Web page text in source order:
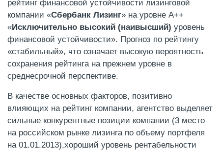
рейтинг финансовой устойчивости лизинговой
компании «Сбербанк Лизинг» на уровне А++
«Исключительно высокий (наивысший) уровень
финансовой устойчивости». Прогноз по рейтингу
«стабильный», что означает высокую вероятность
сохранения рейтинга на прежнем уровне в
среднесрочной перспективе.
В качестве основных факторов, позитивно
влияющих на рейтинг компании, агентство выделяет
сильные конкурентные позиции компании (3 место
на российском рынке лизинга по объему портфеля
на 01.01.2013),хороший уровень рентабельности